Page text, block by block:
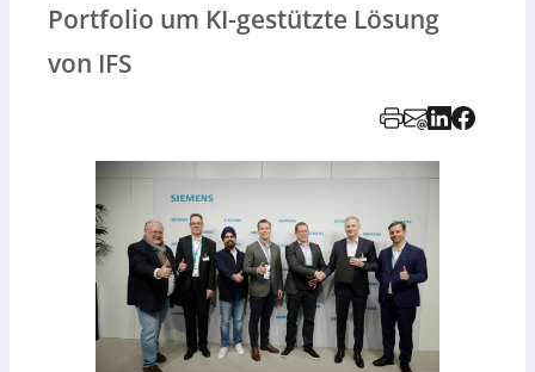
Portfolio um KI-gestützte Lösung
von IFS